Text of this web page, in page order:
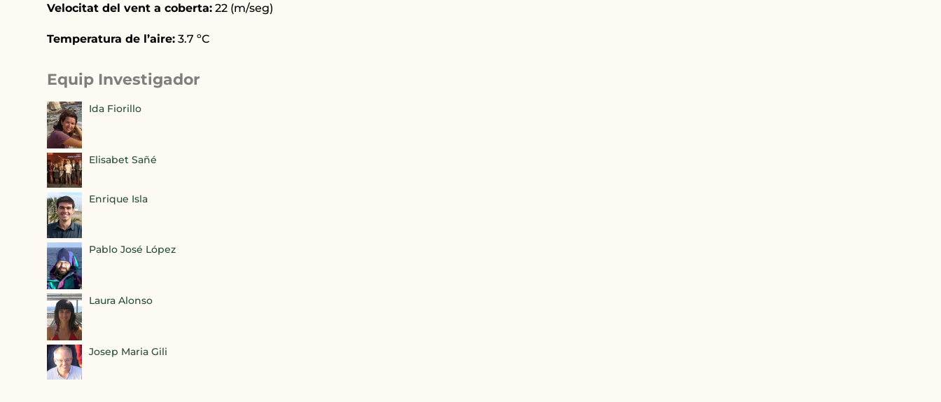
Velocitat del vent a coberta: 22 (m/seg)
Temperatura de l’aire: 3.7 ºC
Equip Investigador
Ida Fiorillo
Elisabet Sañé
Enrique Isla
Pablo José López
Laura Alonso
Josep Maria Gili